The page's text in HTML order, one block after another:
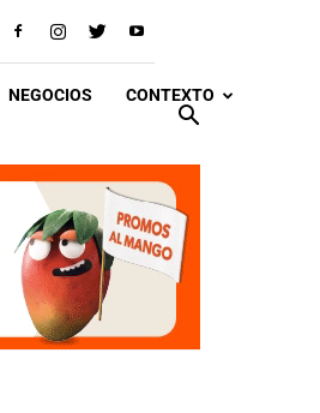
NEGOCIOS CONTEXTO